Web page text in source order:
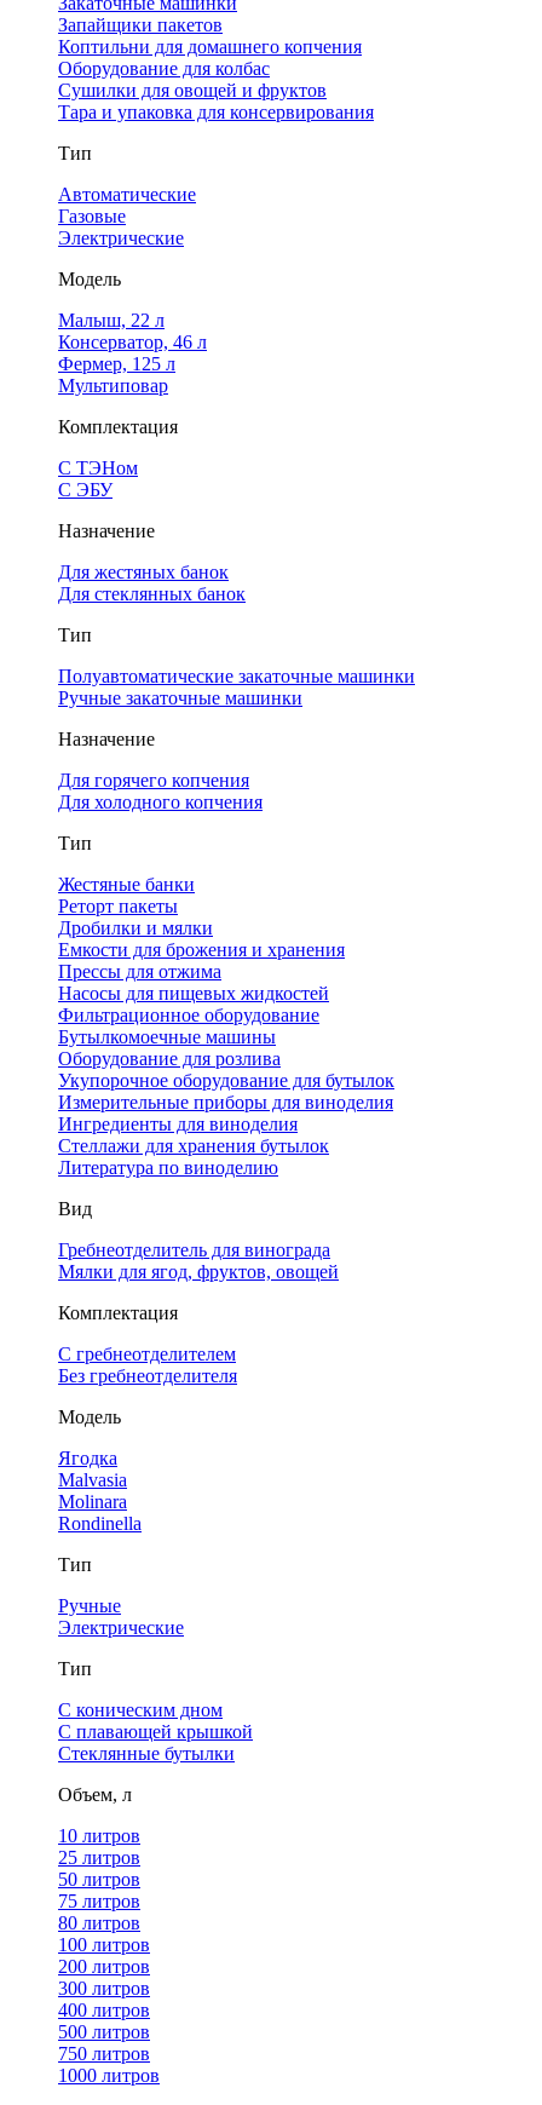
Запайщики пакетов
Коптильни для домашнего копчения
Оборудование для колбас
Сушилки для овощей и фруктов
Тара и упаковка для консервирования
Тип
Автоматические
Газовые
Электрические
Модель
Малыш, 22 л
Консерватор, 46 л
Фермер, 125 л
Мультиповар
Комплектация
С ТЭНом
С ЭБУ
Назначение
Для жестяных банок
Для стеклянных банок
Тип
Полуавтоматические закаточные машинки
Ручные закаточные машинки
Назначение
Для горячего копчения
Для холодного копчения
Тип
Жестяные банки
Реторт пакеты
Дробилки и мялки
Емкости для брожения и хранения
Прессы для отжима
Насосы для пищевых жидкостей
Фильтрационное оборудование
Бутылкомоечные машины
Оборудование для розлива
Укупорочное оборудование для бутылок
Измерительные приборы для виноделия
Ингредиенты для виноделия
Стеллажи для хранения бутылок
Литература по виноделию
Вид
Гребнеотделитель для винограда
Мялки для ягод, фруктов, овощей
Комплектация
С гребнеотделителем
Без гребнеотделителя
Модель
Ягодка
Malvasia
Molinara
Rondinella
Тип
Ручные
Электрические
Тип
С коническим дном
С плавающей крышкой
Стеклянные бутылки
Объем, л
10 литров
25 литров
50 литров
75 литров
80 литров
100 литров
200 литров
300 литров
400 литров
500 литров
750 литров
1000 литров